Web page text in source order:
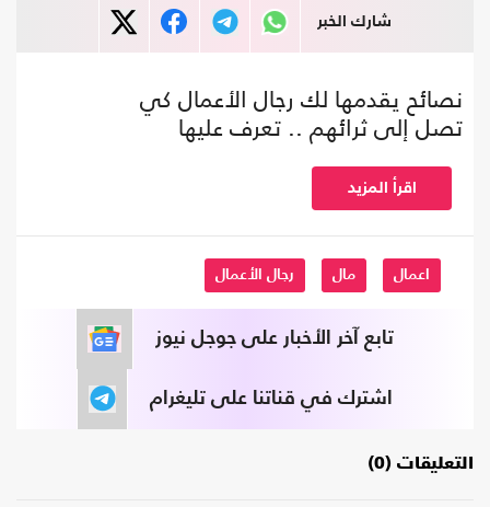
شارك الخبر
نصائح يقدمها لك رجال الأعمال كي
تصل إلى ثرائهم .. تعرف عليها
اقرأ المزيد
اعمال مال رجال الأعمال
تابع آخر الأخبار على جوجل نيوز
اشترك في قناتنا على تليغرام
التعليقات (0)